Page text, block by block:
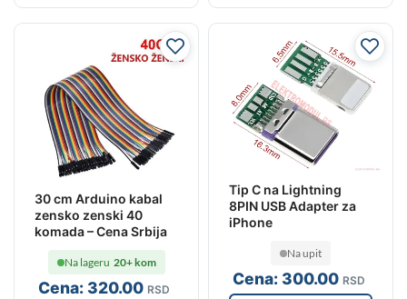
30 cm Arduino kabal
zensko zenski 40
komada – Cena Srbija
Cena:320.00 RSD
Na lageru 20+ kom
Tip C na Lightning
8PIN USB Adapter za
iPhone
Cena:300.00 RSD
Na upit